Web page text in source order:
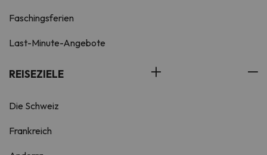
Faschingsferien
Last-Minute-Angebote
REISEZIELE
Die Schweiz
Frankreich